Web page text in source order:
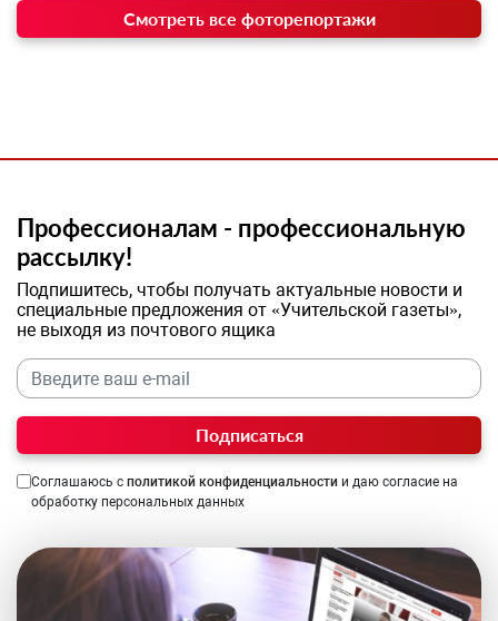
Смотреть все фоторепортажи
Профессионалам - профессиональную
рассылку!
Подпишитесь, чтобы получать актуальные новости и
специальные предложения от «Учительской газеты»,
не выходя из почтового ящика
Подписаться
Соглашаюсь с политикой конфиденциальности и даю согласие на
обработку персональных данных